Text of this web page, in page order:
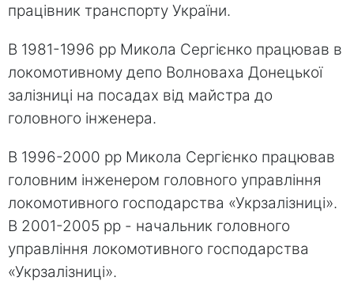
працівник транспорту України.
В 1981-1996 рр Микола Сергієнко працював в
локомотивному депо Волноваха Донецької
залізниці на посадах від майстра до
головного інженера.
В 1996-2000 рр Микола Сергієнко працював
головним інженером головного управління
локомотивного господарства «Укрзалізниці».
В 2001-2005 рр - начальник головного
управління локомотивного господарства
«Укрзалізниці».